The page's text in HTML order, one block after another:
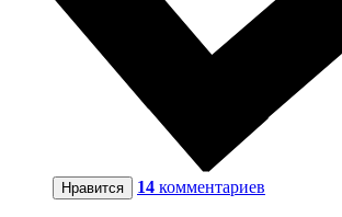
Нравится 14 комментариев